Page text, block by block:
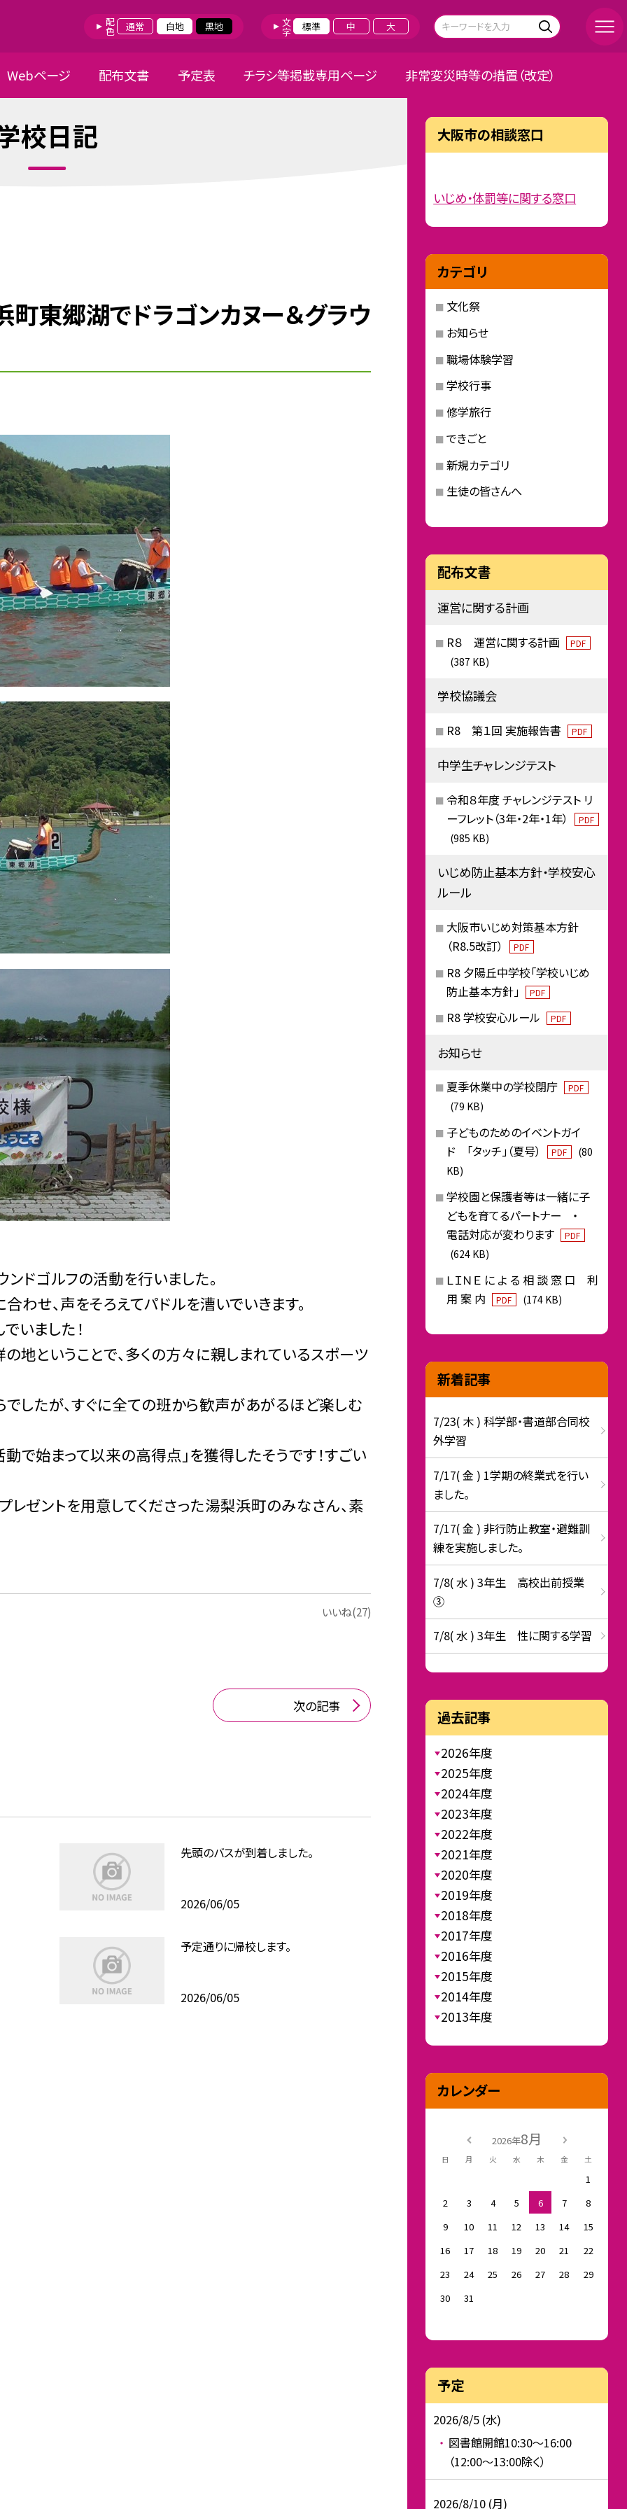
配色 通常 白地 黒地 文字 標準 中 大
Webページ 配布文書 予定表 チラシ等掲載専用ページ 非常変災時等の措置（改定）
校日記
東郷湖でドラゴンカヌー＆グラウ
ドゴルフの活動を行いました。
わせ、声をそろえてパドルを漕いでいきます。
いました！
地ということで、多くの方々に親しまれているスポーツ
したが、すぐに全ての班から歓声があがるほど楽しむ
で始まって以来の高得点」を獲得したそうです！すごい
レゼントを用意してくださった湯梨浜町のみなさん、素
いいね(27)
次の記事
先頭のバスが到着しました。
2026/06/05
予定通りに帰校します。
2026/06/05
大阪市の相談窓口
いじめ・体罰等に関する窓口
カテゴリ
文化祭
お知らせ
職場体験学習
学校行事
修学旅行
できごと
新規カテゴリ
生徒の皆さんへ
配布文書
運営に関する計画
R８ 運営に関する計画 PDF
(387 KB)
学校協議会
R8 第１回 実施報告書 PDF
中学生チャレンジテスト
令和８年度 チャレンジテスト リ
ーフレット（3年・2年・1年）
PDF
(985 KB)
いじめ防止基本方針・学校安心
ルール
大阪市いじめ対策基本方針
（R8.5改訂）
PDF
R8 夕陽丘中学校「学校いじめ
防止基本方針」
PDF
R8 学校安心ルール PDF
お知らせ
夏季休業中の学校閉庁 PDF
(79 KB)
子どものためのイベントガイ
ド 「タッチ」（夏号）
PDF
(80
KB)
学校園と保護者等は一緒に子
どもを育てるパートナー ・
電話対応が変わります
PDF
(624 KB)
ＬＩＮＥ に よ る 相 談 窓 口 利
用 案 内
PDF (174 KB)
新着記事
7/23( 木 ) 科学部・書道部合同校
外学習
7/17( 金 ) 1学期の終業式を行い
ました。
7/17( 金 ) 非行防止教室・避難訓
練を実施しました。
7/8( 水 ) 3年生 高校出前授業
③
7/8( 水 ) 3年生 性に関する学習
過去記事
2026年度
2025年度
2024年度
2023年度
2022年度
2021年度
2020年度
2019年度
2018年度
2017年度
2016年度
2015年度
2014年度
2013年度
カレンダー
2026年8月
日 月 火 水 木 金 土
1
2
3 4 5 6 7
8
9
10 11 12 13 14
15
16
17 18 19 20 21
22
23
24 25 26 27 28
29
30
31
予定
2026/8/5 (水)
図書館開館10:30～16:00
（12:00～13:00除く）
2026/8/10 (月)